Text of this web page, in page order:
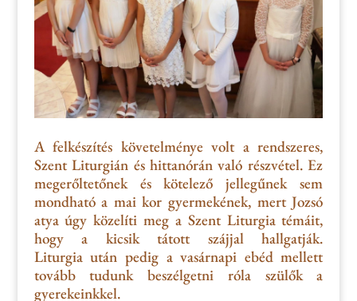
A felkészítés követelménye volt a rendszeres,
Szent Liturgián és hittanórán való részvétel. Ez
megerőltetőnek és kötelező jellegűnek sem
mondható a mai kor gyermekének, mert Jozsó
atya úgy közelíti meg a Szent Liturgia témáit,
hogy a kicsiktátott szájjal hallgatják.
Liturgia után pedig a vasárnapi ebéd mellett
tovább tudunk beszélgetni róla szülők a
gyerekeinkkel.